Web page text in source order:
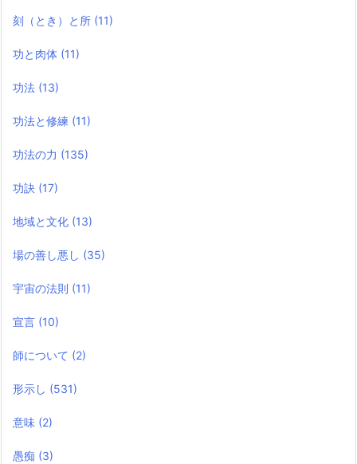
刻（とき）と所 (11)
功と肉体 (11)
功法 (13)
功法と修練 (11)
功法の力 (135)
功訣 (17)
地域と文化 (13)
場の善し悪し (35)
宇宙の法則 (11)
宣言 (10)
師について (2)
形示し (531)
意味 (2)
愚痴 (3)